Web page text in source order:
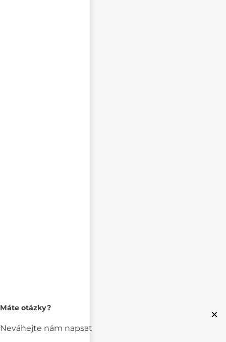
×
Máte otázky?
Neváhejte nám napsat